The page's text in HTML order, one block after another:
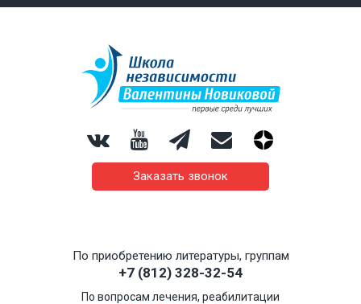
Заказать звонок
По приобретению литературы, группам
+7 (812) 328-32-54
По вопросам лечения, реабилитации